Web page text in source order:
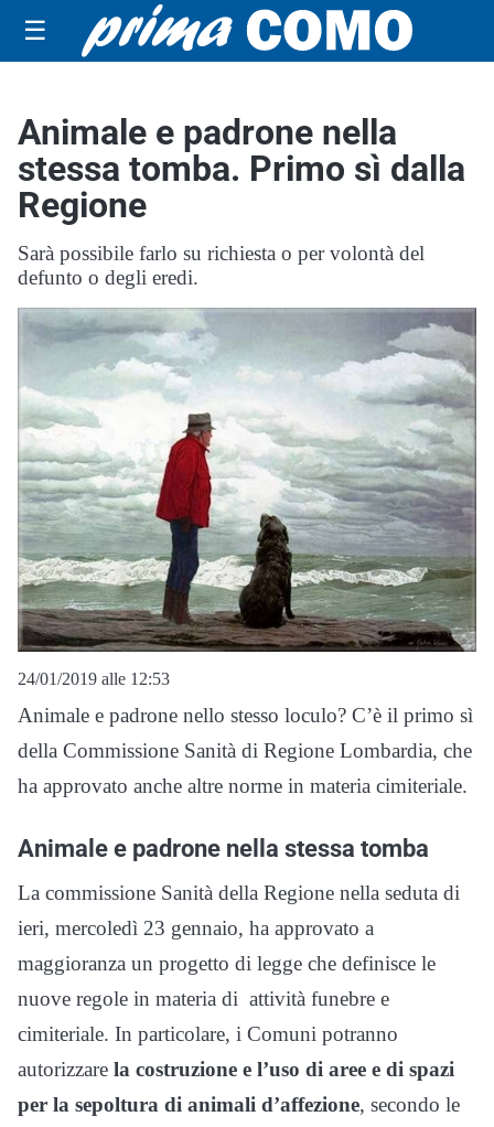
☰
Animale e padrone nella
stessa tomba. Primo sì dalla
Regione
Sarà possibile farlo su richiesta o per volontà del
defunto o degli eredi.
24/01/2019 alle 12:53
Animale e padrone nello stesso loculo? C’è il primo sì
della Commissione Sanità di Regione Lombardia, che
ha approvato anche altre norme in materia cimiteriale.
Animale e padrone nella stessa tomba
La commissione Sanità della Regione nella seduta di
ieri, mercoledì 23 gennaio, ha approvato a
maggioranza un progetto di legge che definisce le
nuove regole in materia di attività funebre e
cimiteriale. In particolare, i Comuni potranno
autorizzare la costruzione e l’uso di aree e di spazi
per la sepoltura di animali d’affezione, secondo le